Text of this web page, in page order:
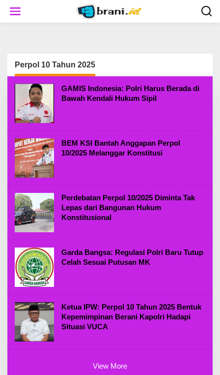
i
Perpol 10 Tahun 2025
GAMIS Indonesia: Polri Harus Berada di
Bawah Kendali Hukum Sipil
BEM KSI Bantah Anggapan Perpol
10/2025 Melanggar Konstitusi
Perdebatan Perpol 10/2025 Diminta Tak
Lepas dari Bangunan Hukum
Konstitusional
Garda Bangsa: Regulasi Polri Baru Tutup
Celah Sesuai Putusan MK
Ketua IPW: Perpol 10 Tahun 2025 Bentuk
Kepemimpinan Berani Kapolri Hadapi
Situasi VUCA
View More